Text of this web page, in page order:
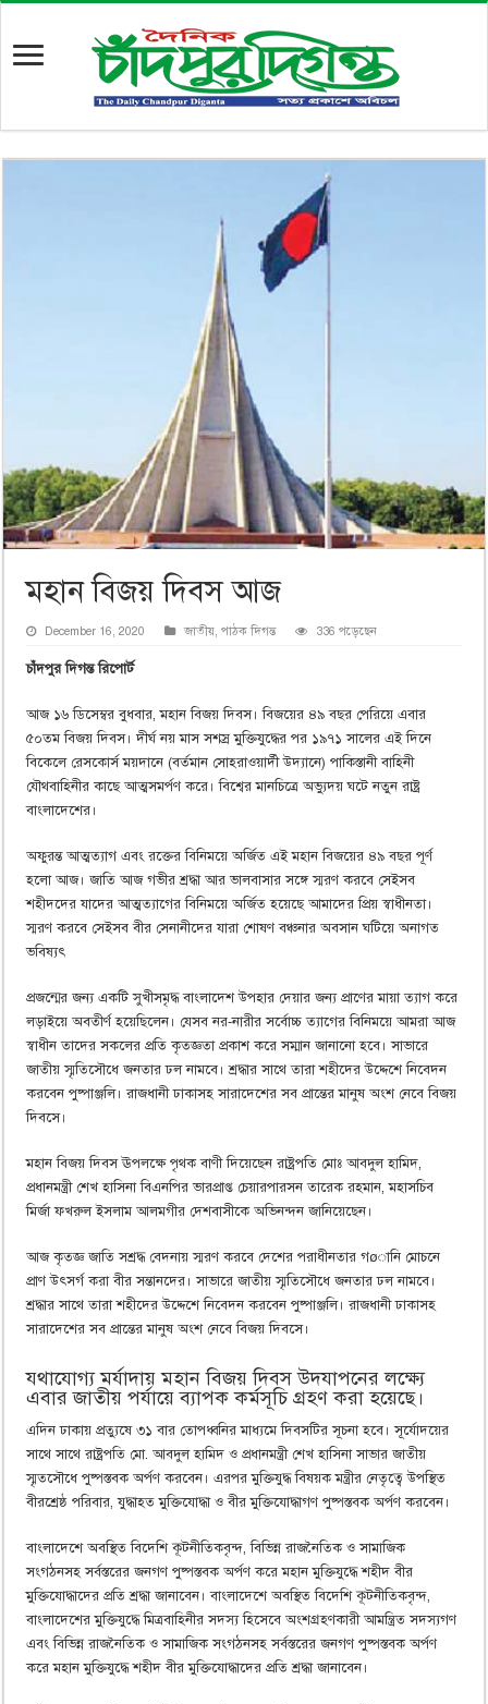
মহান বিজয় দিবস আজ
December 16, 2020 জাতীয়,পাঠক দিগন্ত 336 পড়েছেন
চাঁদপুর দিগন্ত রিপোর্ট
আজ ১৬ ডিসেম্বর বুধবার, মহান বিজয় দিবস। বিজয়ের ৪৯ বছর পেরিয়ে এবার
৫০তম বিজয় দিবস। দীর্ঘ নয় মাস সশস্র মুক্তিযুদ্ধের পর ১৯৭১ সালের এই দিনে
বিকেলে রেসকোর্স ময়দানে (বর্তমান সোহরাওয়ার্দী উদ্যানে) পাকিস্তানী বাহিনী
যৌথবাহিনীর কাছে আত্মসমর্পণ করে। বিশ্বের মানচিত্রে অভ্যুদয় ঘটে নতুন রাষ্ট্র
বাংলাদেশের।
অফুরন্ত আত্মত্যাগ এবং রক্তের বিনিময়ে অর্জিত এই মহান বিজয়ের ৪৯ বছর পূর্ণ
হলো আজ। জাতি আজ গভীর শ্রদ্ধা আর ভালবাসার সঙ্গে স্মরণ করবে সেইসব
শহীদদের যাদের আত্মত্যাগের বিনিময়ে অর্জিত হয়েছে আমাদের প্রিয় স্বাধীনতা।
স্মরণ করবে সেইসব বীর সেনানীদের যারা শোষণ বঞ্চনার অবসান ঘটিয়ে অনাগত
ভবিষ্যৎ
প্রজন্মের জন্য একটি সুখীসমৃদ্ধ বাংলাদেশ উপহার দেয়ার জন্য প্রাণের মায়া ত্যাগ করে
লড়াইয়ে অবতীর্ণ হয়েছিলেন। যেসব নর-নারীর সর্বোচ্চ ত্যাগের বিনিময়ে আমরা আজ
স্বাধীন তাদের সকলের প্রতি কৃতজ্ঞতা প্রকাশ করে সম্মান জানানো হবে। সাভারে
জাতীয় স্মৃতিসৌধে জনতার ঢল নামবে। শ্রদ্ধার সাথে তারা শহীদের উদ্দেশে নিবেদন
করবেন পুষ্পাঞ্জলি। রাজধানী ঢাকাসহ সারাদেশের সব প্রান্তের মানুষ অংশ নেবে বিজয়
দিবসে।
মহান বিজয় দিবস ঊপলক্ষে পৃথক বাণী দিয়েছেন রাষ্ট্রপতি মোঃ আবদুল হামিদ,
প্রধানমন্ত্রী শেখ হাসিনা বিএনপির ভারপ্রাপ্ত চেয়ারপারসন তারেক রহমান, মহাসচিব
মির্জা ফখরুল ইসলাম আলমগীর দেশবাসীকে অভিনন্দন জানিয়েছেন।
আজ কৃতজ্ঞ জাতি সশ্রদ্ধ বেদনায় স্মরণ করবে দেশের পরাধীনতার গøানি মোচনে
প্রাণ উৎসর্গ করা বীর সন্তানদের। সাভারে জাতীয় স্মৃতিসৌধে জনতার ঢল নামবে।
শ্রদ্ধার সাথে তারা শহীদের উদ্দেশে নিবেদন করবেন পুষ্পাঞ্জলি। রাজধানী ঢাকাসহ
সারাদেশের সব প্রান্তের মানুষ অংশ নেবে বিজয় দিবসে।
যথাযোগ্য মর্যাদায় মহান বিজয় দিবস উদযাপনের লক্ষ্যে
এবার জাতীয় পর্যায়ে ব্যাপক কর্মসূচি গ্রহণ করা হয়েছে।
এদিন ঢাকায় প্রত্যুষে ৩১ বার তোপধ্বনির মাধ্যমে দিবসটির সূচনা হবে। সূর্যোদয়ের
সাথে সাথে রাষ্ট্রপতি মো. আবদুল হামিদ ও প্রধানমন্ত্রী শেখ হাসিনা সাভার জাতীয়
স্মৃতসৌধে পুষ্পস্তবক অর্পণ করবেন। এরপর মুক্তিযুদ্ধ বিষয়ক মন্ত্রীর নেতৃত্বে উপস্থিত
বীরশ্রেষ্ঠ পরিবার, যুদ্ধাহত মুক্তিযোদ্ধা ও বীর মুক্তিযোদ্ধাগণ পুষ্পস্তবক অর্পণ করবেন।
বাংলাদেশে অবস্থিত বিদেশি কূটনীতিকবৃন্দ, বিভিন্ন রাজনৈতিক ও সামাজিক
সংগঠনসহ সর্বস্তরের জনগণ পুষ্পস্তবক অর্পণ করে মহান মুক্তিযুদ্ধে শহীদ বীর
মুক্তিযোদ্ধাদের প্রতি শ্রদ্ধা জানাবেন। বাংলাদেশে অবস্থিত বিদেশি কূটনীতিকবৃন্দ,
বাংলাদেশের মুক্তিযুদ্ধে মিত্রবাহিনীর সদস্য হিসেবে অংশগ্রহণকারী আমন্ত্রিত সদস্যগণ
এবং বিভিন্ন রাজনৈতিক ও সামাজিক সংগঠনসহ সর্বস্তরের জনগণ পুষ্পস্তবক অর্পণ
করে মহান মুক্তিযুদ্ধে শহীদ বীর মুক্তিযোদ্ধাদের প্রতি শ্রদ্ধা জানাবেন।